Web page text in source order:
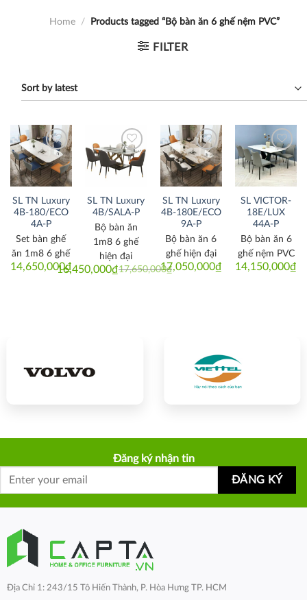
Home / Products tagged “Bộ bàn ăn 6 ghế nệm PVC”
FILTER
Thích
SL TN Luxury
4B-180/ECO
4A-P
14,650,000₫
Set bàn ghế
ăn 1m8 6 ghế
Thích
SL TN Luxury
4B/SALA-P
17,650,000₫
Original
16,450,000₫Current
Bộ bàn ăn
1m8 6 ghế
hiện đại
Thích
SL TN Luxury
4B-180E/ECO
9A-P
17,050,000₫
Bộ bàn ăn 6
ghế hiện đại
Thích
SL VICTOR-
18E/LUX
44A-P
14,150,000₫
Bộ bàn ăn 6
ghế nệm PVC
Đăng ký nhận tin
Địa Chỉ 1: 243/15 Tô Hiến Thành, P. Hòa Hưng TP. HCM